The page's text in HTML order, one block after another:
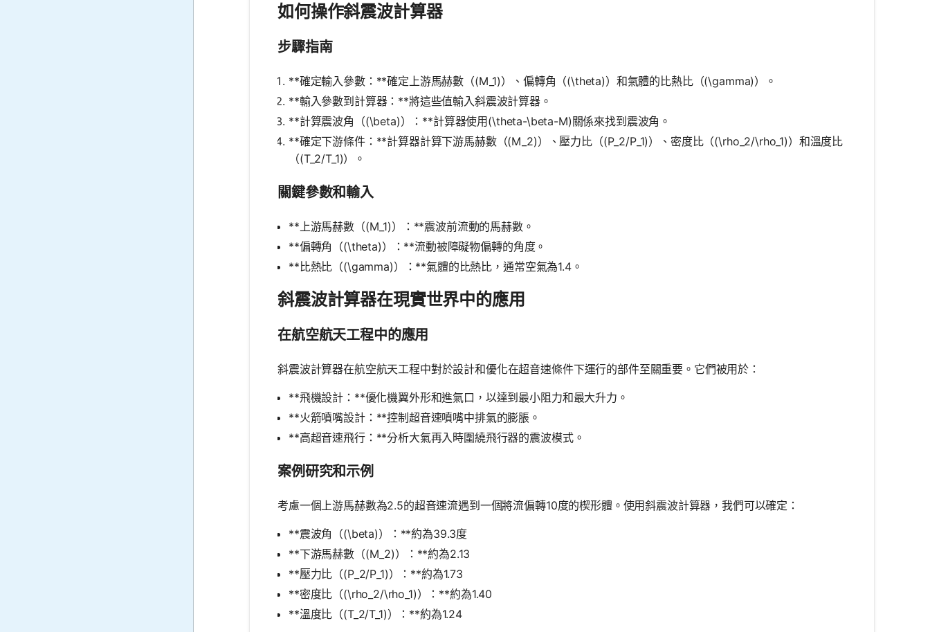
如何操作斜震波計算器
步驟指南
**確定輸入參數：**確定上游馬赫數（(M_1)）、偏轉角（(\theta)）和氣體的比熱比（(\gamma)）。
**輸入參數到計算器：**將這些值輸入斜震波計算器。
**計算震波角（(\beta)）：**計算器使用(\theta-\beta-M)關係來找到震波角。
**確定下游條件：**計算器計算下游馬赫數（(M_2)）、壓力比（(P_2/P_1)）、密度比（(\rho_2/\rho_1)）和溫度比
（(T_2/T_1)）。
關鍵參數和輸入
**上游馬赫數（(M_1)）：**震波前流動的馬赫數。
**偏轉角（(\theta)）：**流動被障礙物偏轉的角度。
**比熱比（(\gamma)）：**氣體的比熱比，通常空氣為1.4。
斜震波計算器在現實世界中的應用
在航空航天工程中的應用
斜震波計算器在航空航天工程中對於設計和優化在超音速條件下運行的部件至關重要。它們被用於：
**飛機設計：**優化機翼外形和進氣口，以達到最小阻力和最大升力。
**火箭噴嘴設計：**控制超音速噴嘴中排氣的膨脹。
**高超音速飛行：**分析大氣再入時圍繞飛行器的震波模式。
案例研究和示例
考慮一個上游馬赫數為2.5的超音速流遇到一個將流偏轉10度的楔形體。使用斜震波計算器，我們可以確定：
**震波角（(\beta)）：**約為39.3度
**下游馬赫數（(M_2)）：**約為2.13
**壓力比（(P_2/P_1)）：**約為1.73
**密度比（(\rho_2/\rho_1)）：**約為1.40
**溫度比（(T_2/T_1)）：**約為1.24